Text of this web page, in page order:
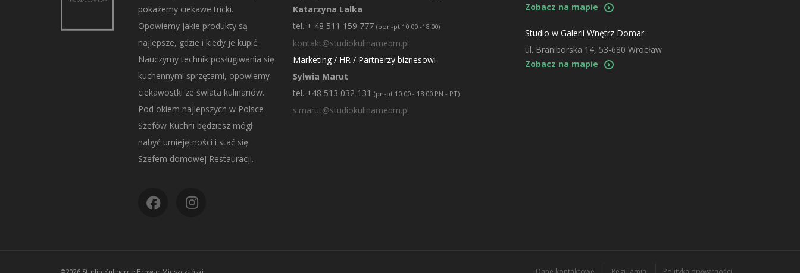
pokażemy ciekawe tricki.
Opowiemy jakie produkty są
najlepsze, gdzie i kiedy je kupić.
Nauczymy technik posługiwania się
kuchennymi sprzętami, opowiemy
ciekawostki ze świata kulinariów.
Pod okiem najlepszych w Polsce
Szefów Kuchni będziesz mógł
nabyć umiejętności i stać się
Szefem domowej Restauracji.
Katarzyna Lalka
tel. + 48 511 159 777 (pon-pt 10:00 -18:00)
kontakt@studiokulinarnebm.pl
Marketing / HR / Partnerzy biznesowi
Sylwia Marut
tel. +48 513 032 131 (pn-pt 10:00 - 18:00 PN - PT)
s.marut@studiokulinarnebm.pl
Zobacz na mapie
Studio w Galerii Wnętrz Domar
ul. Braniborska 14, 53-680 Wrocław
Zobacz na mapie